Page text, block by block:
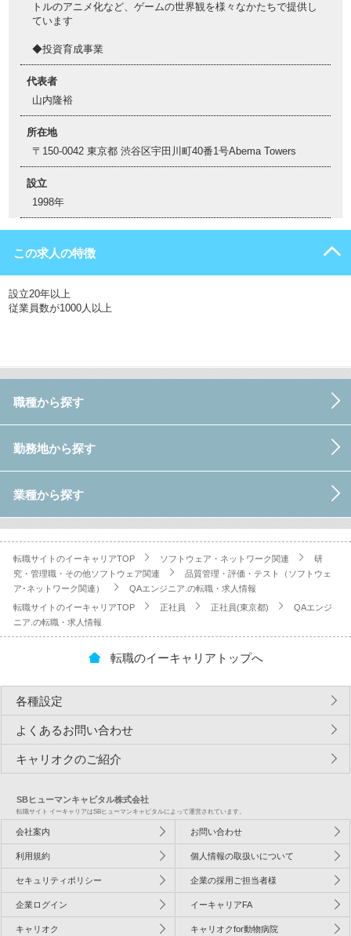
トルのアニメ化など、ゲームの世界観を様々なかたちで提供し
ています
◆投資育成事業
代表者
山内隆裕
所在地
〒150-0042 東京都 渋谷区宇田川町40番1号Abema Towers
設立
1998年
この求人の特徴
設立20年以上
従業員数が1000人以上
職種から探す
勤務地から探す
業種から探す
転職サイトのイーキャリアTOP ソフトウェア・ネットワーク関連
研
究・管理職・その他ソフトウェア関連
品質管理・評価・テスト（ソフトウェ
ア･ネットワーク関連）
QAエンジニア.の転職・求人情報
転職サイトのイーキャリアTOP 正社員 正社員(東京都)
QAエンジ
ニア.の転職・求人情報
転職のイーキャリアトップへ
各種設定
よくあるお問い合わせ
キャリオクのご紹介
SBヒューマンキャピタル株式会社
転職サイト イーキャリアはSBヒューマンキャピタルによって運営されています。
会社案内 お問い合わせ
利用規約 個人情報の取扱いについて
セキュリティポリシー 企業の採用ご担当者様
企業ログイン イーキャリアFA
キャリオク キャリオクfor動物病院